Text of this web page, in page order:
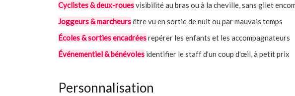
Cyclistes & deux-rouesvisibilité au bras ou à la cheville, sans gilet
Joggeurs & marcheursêtre vu en sortie de nuit ou par mauvais temps
Écoles & sorties encadréesrepérer les enfants et les accompagnateurs
Événementiel & bénévoles identifier le staff d'un coup d'œil, à petit prix
Personnalisation